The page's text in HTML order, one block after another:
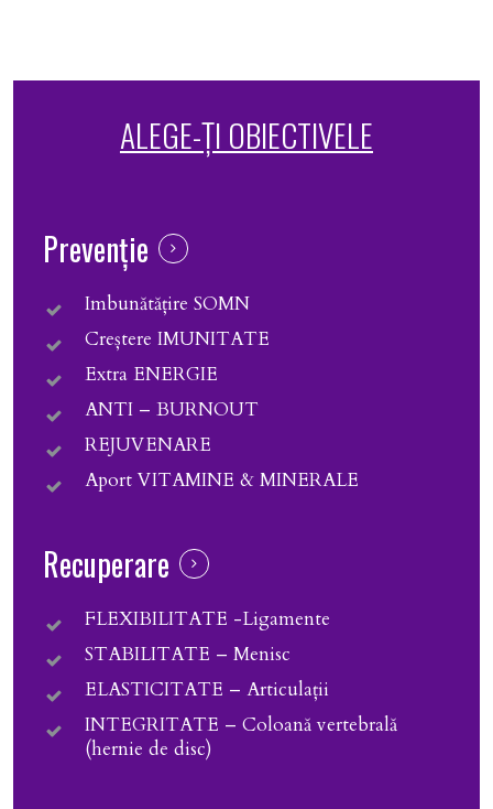
ALEGE-ȚI OBIECTIVELE
Prevenție
Imbunătățire SOMN
Creștere IMUNITATE
Extra ENERGIE
ANTI – BURNOUT
REJUVENARE
Aport VITAMINE & MINERALE
Recuperare
FLEXIBILITATE -Ligamente
STABILITATE – Menisc
ELASTICITATE – Articulații
INTEGRITATE – Coloană vertebrală
(hernie de disc)